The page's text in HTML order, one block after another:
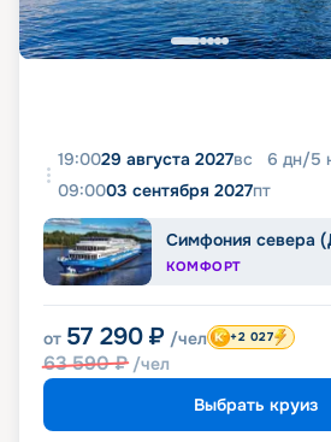
19:0029 августа 2027вс 6 дн/5
09:0003 сентября 2027пт
Симфония севера
КОМФОРТ
от 57 290 ₽ /чел
63 590₽ /чел
+2 027
Выбрать круиз